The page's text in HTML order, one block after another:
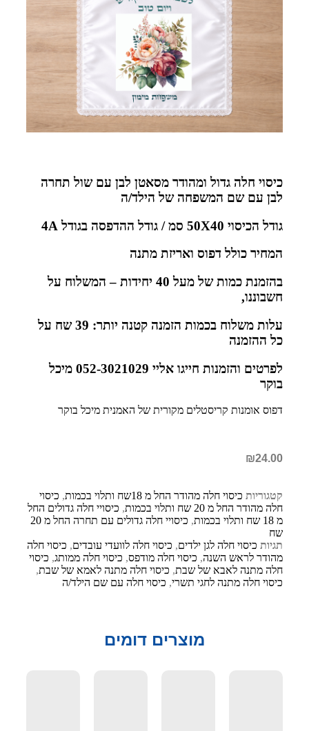
כיסוי חלה גדול ומהודר מסאטן לבן עם שול תחרה
לבן עם שם המשפחה של הילד/ה
גודל הכיסוי 50X40 סמ / גודל ה
הדפסה בגודל 4A
המחיר כולל דפוס ואריזת מתנה
בהזמנת כמות של מעל 40 יחידות – המשלוח על
חשבוננו,
עלות משלוח בכמות הזמנה קטנה יותר: 39 שח על
כל ההזמנה
לפרטים והזמנות חייגו אליי 052-3021029 מיכל
בוקר
דפוס אומנות קריסטלים מקורית של האמנית מיכל בוקר
₪24.00
קטגוריות כיסוי חלה מהודר החל מ 18שח ותלוי בכמות , כיסוי
חלה מהודר החל מ 20 שח ותלוי בכמות
, כיסויי חלה גדולים החל
מ 18 שח ותלוי בכמות
,
כיסויי חלה גדולים עם תחרה החל מ 20
שח
תגיות כיסוי חלה לגן ילדים, כיסוי חלה לוועדי עובדים, כיסוי חלה
מהודר לראש השנה, כיסוי חלה מודפס, כיסוי חלה ממותג, כיסוי
חלה מתנה לאבא של שבת, כיסוי חלה מתנה לאמא של שבת,
כיסוי חלה מתנה לחגי תשרי, כיסוי חלה עם שם הילד/ה
מוצרים דומים